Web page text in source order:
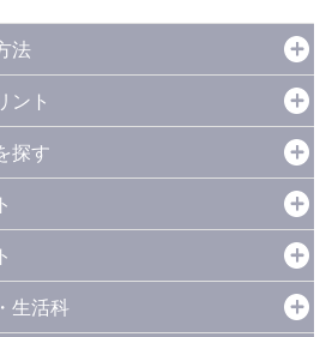
法
ント
探す
生活科